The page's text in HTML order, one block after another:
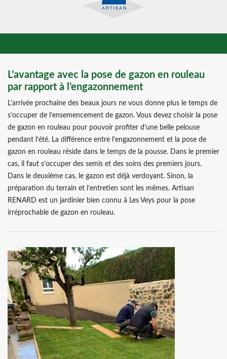
L’avantage avec la pose de gazon en rouleau
par rapport à l’engazonnement
L’arrivée prochaine des beaux jours ne vous donne plus le temps de
s’occuper de l’ensemencement de gazon. Vous devez choisir la pose
de gazon en rouleau pour pouvoir profiter d’une belle pelouse
pendant l’été. La différence entre l’engazonnement et la pose de
gazon en rouleau réside dans le temps de la pousse. Dans le premier
cas, il faut s’occuper des semis et des soins des premiers jours.
Dans le deuxième cas, le gazon est déjà verdoyant. Sinon, la
préparation du terrain et l’entretien sont les mêmes. Artisan
RENARD est un jardinier bien connu à Les Veys pour la pose
irréprochable de gazon en rouleau.